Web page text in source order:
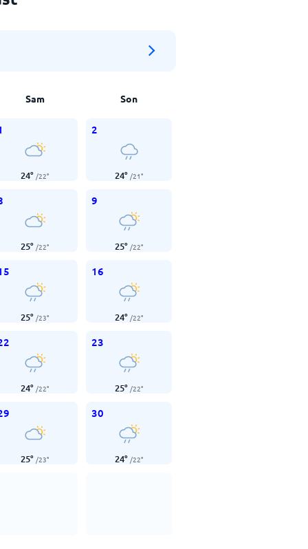
Sam Son
24° /22°
2
24° /21°
25° /22°
9
25° /22°
25° /23°
16
24° /22°
24° /22°
23
25° /22°
25° /23°
30
24° /22°